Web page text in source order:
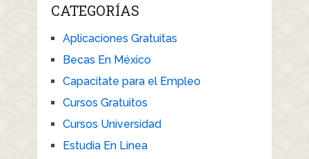
CATEGORÍAS
Aplicaciones Gratuitas
Becas En México
Capacítate para el Empleo
Cursos Gratuitos
Cursos Universidad
Estudia En Linea